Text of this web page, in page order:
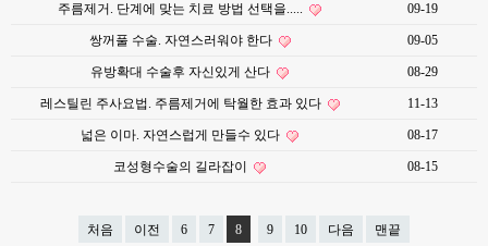
주름제거. 단계에 맞는 치료 방법 선택을..... 09-19
쌍꺼풀 수술. 자연스러워야 한다 09-05
유방확대 수술후 자신있게 산다 08-29
레스틸린 주사요법. 주름제거에 탁월한 효과 있다 11-13
넓은 이마. 자연스럽게 만들수 있다 08-17
코성형수술의 길라잡이 08-15
처음 이전 6 7 8 9 10 다음 맨끝